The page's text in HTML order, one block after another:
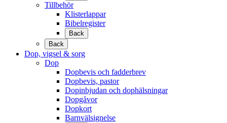
Tillbehör
Klisterlappar
Bibelregister
Back
Back
Dop, vigsel & sorg
Dop
Dopbevis och fadderbrev
Dopbevis, pastor
Dopinbjudan och dophälsningar
Dopgåvor
Dopkort
Barnvälsignelse